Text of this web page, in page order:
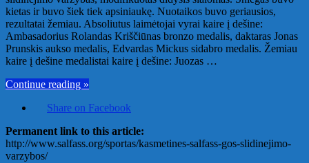
kietas ir buvo šiek tiek apsiniaukę. Nuotaikos buvo geriausios,
rezultatai žemiau. Absoliutus laimėtojai vyrai kaire į dešine:
Ambasadorius Rolandas Kriščiūnas bronzo medalis, daktaras Jonas
Prunskis aukso medalis, Edvardas Mickus sidabro medalis. Žemiau
kaire į dešine medalistai kaire į dešine: Juozas …
Continue reading »
Share on Facebook
Permanent link to this article:
http://www.salfass.org/sportas/kasmetines-salfass-gos-slidinejimo-
varzybos/